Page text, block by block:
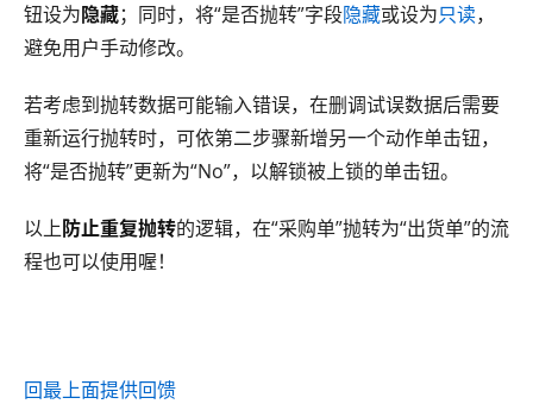
钮设为隐藏；同时，将“是否抛转”字段隐藏或设为只读，
避免用户手动修改。
若考虑到抛转数据可能输入错误，在删调试误数据后需要
重新运行抛转时，可依第二步骤新增另一个动作单击钮，
将“是否抛转”更新为“No”，以解锁被上锁的单击钮。
以上防止重复抛转的逻辑，在“采购单”抛转为“出货单”的流
程也可以使用喔！
回最上面提供回馈